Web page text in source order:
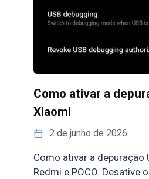
Como ativar a
Xiaomi
2 de junho de 2026
Como ativar a depuração
Redmi e POCO. Desative